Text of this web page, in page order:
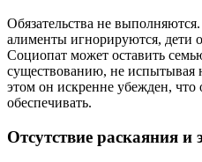
Обязательства не
алименты игнорируются, дети
Социопат может оставить
существованию, не
этом он искренне убежден,
обеспечивать.
Отсутствие раскаяния и